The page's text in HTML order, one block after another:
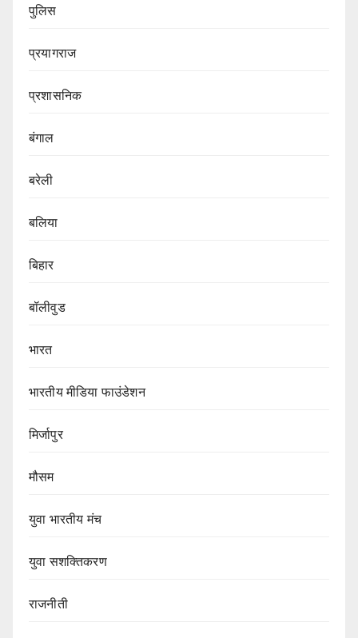
पुलिस
प्रयागराज
प्रशासनिक
बंगाल
बरेली
बलिया
बिहार
बॉलीवुड
भारत
भारतीय मीडिया फाउंडेशन
मिर्जापुर
मौसम
युवा भारतीय मंच
युवा सशक्तिकरण
राजनीती